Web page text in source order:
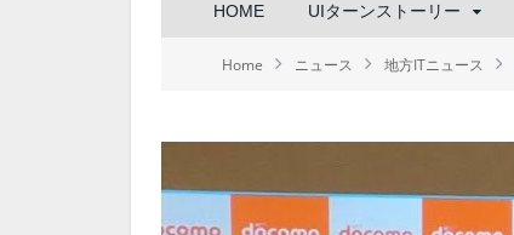
HOME UIターンストーリー
Home ニュース 地方ITニュース